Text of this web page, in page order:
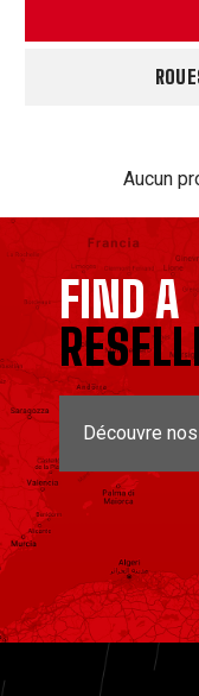
Aucun
FIND A
Découvre